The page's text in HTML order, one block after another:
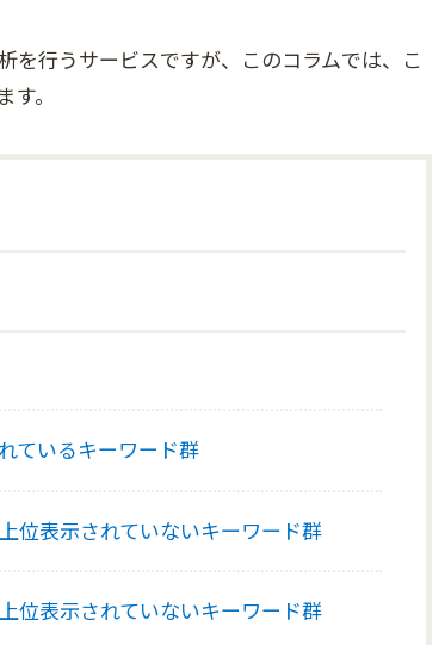
を行うサービスですが、このコラムでは、こ
。
ているキーワード群
位表示されていないキーワード群
位表示されていないキーワード群